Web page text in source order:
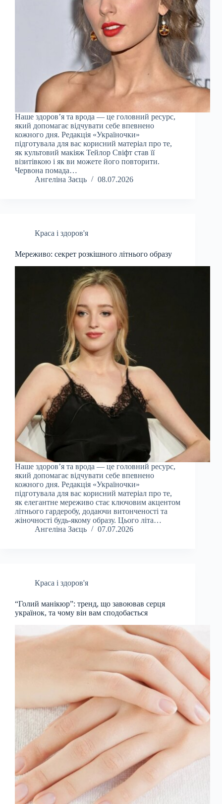
Наше здоров’я та врода — це головний ресурс,
який допомагає відчувати себе впевнено
кожного дня. Редакція «Україночки»
підготувала для вас корисний матеріал про те,
як культовий макіяж Тейлор Свіфт став її
візитівкою і як ви можете його повторити.
Червона помада…
Ангеліна Заєць
08.07.2026
Краса і здоров'я
Мереживо: секрет розкішного літнього образу
Наше здоров’я та врода — це головний ресурс,
який допомагає відчувати себе впевнено
кожного дня. Редакція «Україночки»
підготувала для вас корисний матеріал про те,
як елегантне мереживо стає ключовим акцентом
літнього гардеробу, додаючи витонченості та
жіночності будь-якому образу. Цього літа…
Ангеліна Заєць
07.07.2026
Краса і здоров'я
“Голий манікюр”: тренд, що завоював серця
українок, та чому він вам сподобається